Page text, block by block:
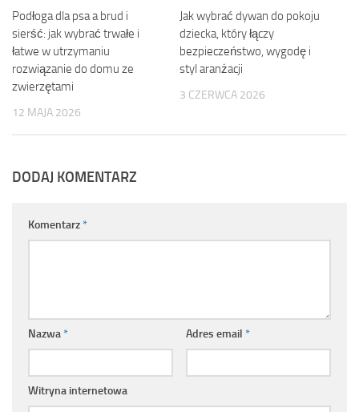
Podłoga dla psa a brud i
sierść: jak wybrać trwałe i
łatwe w utrzymaniu
rozwiązanie do domu ze
zwierzętami
12 MAJA 2026
Jak wybrać dywan do pokoju
dziecka, który łączy
bezpieczeństwo, wygodę i
styl aranżacji
3 CZERWCA 2026
DODAJ KOMENTARZ
Komentarz*
Nazwa* Adres email *
Witryna internetowa